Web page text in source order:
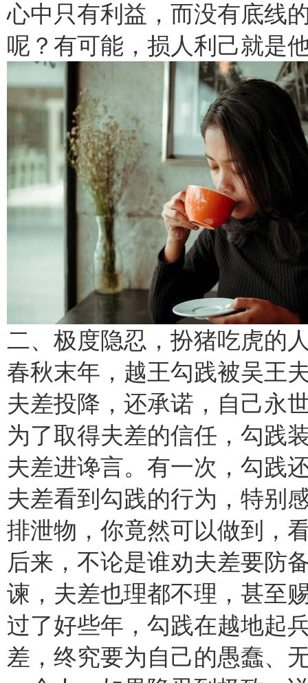
心中只有利益，而没有底线
呢？有可能，损人利己就是
二、极度隐忍，扮猪吃虎的
春秋末年，越王勾践被吴王
夫差投降，还承诺，自己永
为了取得夫差的信任，勾践
夫差进谗言。有一次，勾践
夫差看到勾践的行为，特别
排泄物，你竟然可以做到，
后来，不论是谁劝夫差要防
谏，夫差也理都不理，甚至
过了好些年，勾践在越地起
差，终究要为自己的愚蠢、